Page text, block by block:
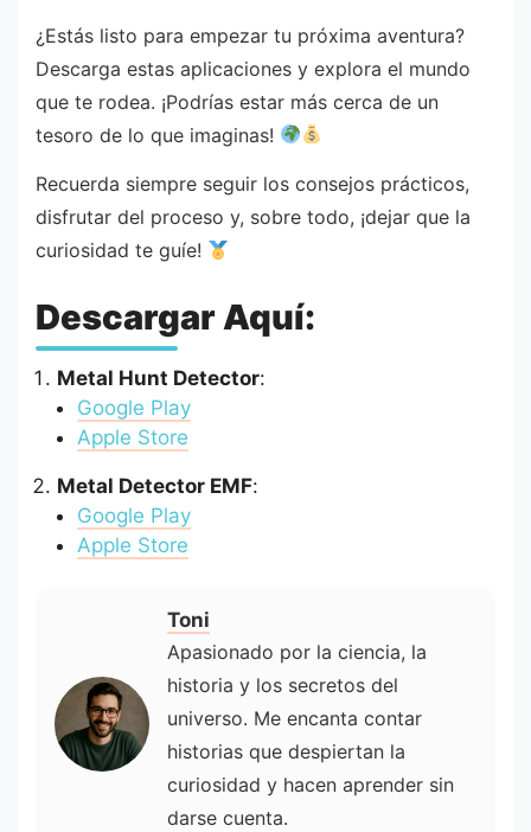
¿Estás listo para empezar tu próxima aventura?
Descarga estas aplicaciones y explora el mundo
que te rodea. ¡Podrías estar más cerca de un
tesoro de lo que imaginas!
Recuerda siempre seguir los consejos prácticos,
disfrutar del proceso y, sobre todo, ¡dejar que la
curiosidad te guíe!
Descargar Aquí:
Metal Hunt Detector:
Google Play
Apple Store
Metal Detector EMF:
Google Play
Apple Store
Toni
Apasionado por la ciencia, la
historia y los secretos del
universo. Me encanta contar
historias que despiertan la
curiosidad y hacen aprender sin
darse cuenta.